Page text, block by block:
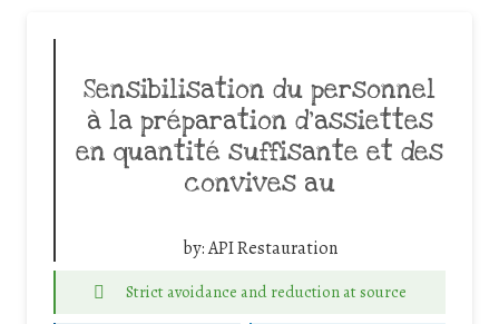
Sensibilisation du personnel
à la préparation d’assiettes
en quantité suffisante et des
convives au
by:API Restauration
Strict avoidance and reduction at source